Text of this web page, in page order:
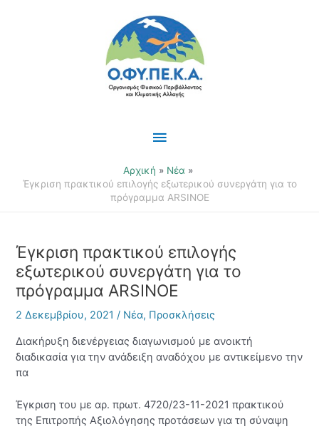
Κύριο
Μενού
Αρχική
Νέα
Έγκριση πρακτικού επιλογής εξωτερικού συνεργάτη για το
πρόγραμμα ARSINOE
Έγκριση πρακτικού επιλογής
εξωτερικού συνεργάτη για το
πρόγραμμα ARSINOE
2 Δεκεμβρίου, 2021/ Νέα, Προσκλήσεις
Διακήρυξη διενέργειας διαγωνισμού με ανοικτή
διαδικασία για την ανάδειξη αναδόχου με αντικείμενο την
πα
Έγκριση του με αρ. πρωτ. 4720/23-11-2021 πρακτικού
της Επιτροπής Αξιολόγησης προτάσεων για τη σύναψη